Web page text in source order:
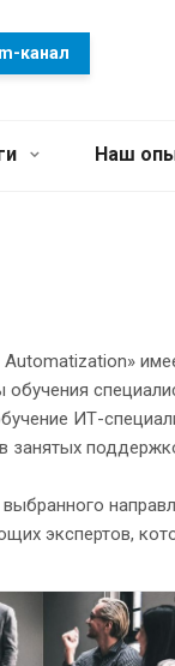
канал
Наш
обучения
ИТ-
занятых
экспертов,